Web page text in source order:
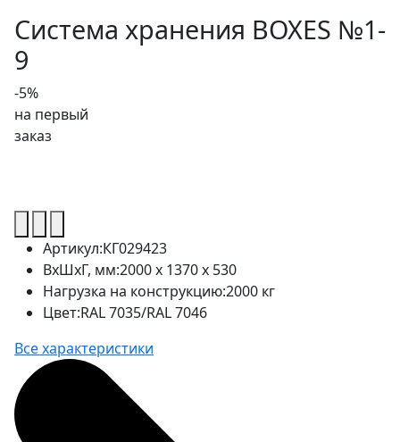
Система хранения BOXES №1-
9
-5%
на первый
заказ
Артикул:КГ029423
ВхШхГ, мм:2000 x 1370 x 530
Нагрузка на конструкцию:2000 кг
Цвет:RAL 7035/RAL 7046
Все характеристики